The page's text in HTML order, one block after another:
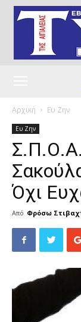
Αρχική Ευ Ζην
Ευ Ζην
Όχι
Από Φρόσω